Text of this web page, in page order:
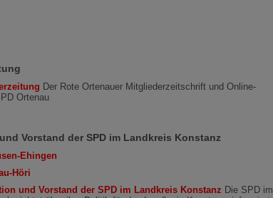
Der Rote Ortenauer Mitgliederzeitschrift und Online-
Ortenau
Vorstand der SPD im Landkreis Konstanz
Ehingen
Höri
und Vorstand der SPD im Landkreis Konstanz Die SPD im